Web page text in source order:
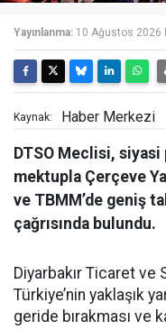
Yayınlanma: 10 Ağustos 2026
Kaynak: Haber Merkezi
DTSO Meclisi,
mektupla Çerçeve
ve TBMM’de geniş
çağrısında bulundu.
Diyarbakır Ticaret ve
Türkiye’nin yaklaşık
geride bırakması ve